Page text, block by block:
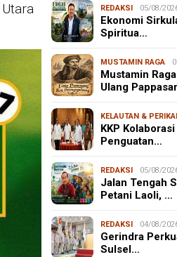
REDAKSI 05/08/
Ekonomi
Spiritua…
MUSTAMIN RAGA
Mustamin
Ulang
KELAUTAN &
KKP
Penguatan…
REDAKSI 05/08/
Jalan Tengah
Petani Laoli, …
REDAKSI 04/08/
Gerindra
Sulsel…